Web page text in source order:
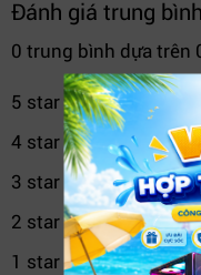
Đánh giá trung bình
0 trung bình dựa trên
5 star
4 star
3 star
2 star
1 star